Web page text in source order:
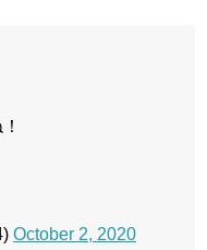
October 2, 2020